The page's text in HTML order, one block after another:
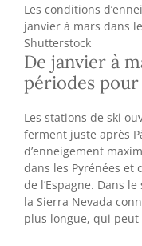
Les conditions
janvier à mars dans
Shutterstock
De janvier à
périodes
Les stations de ski
ferment juste après
d’enneigement
dans les Pyrénées et
de l’Espagne. Dans
la Sierra Nevada
plus longue, qui peut